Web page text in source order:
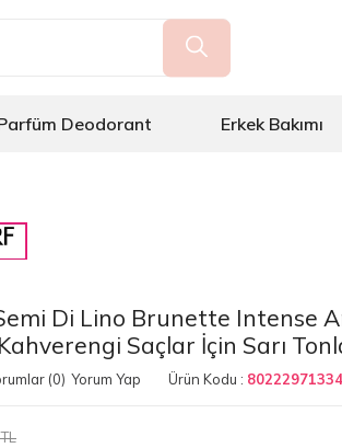
Deodorant Erkek Bakımı
Di Lino Brunette Intense
Saçlar İçin Sarı
(0) Yorum Yap Ürün Kodu :